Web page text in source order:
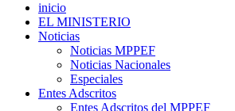
inicio
EL MINISTERIO
Noticias
Noticias MPPEF
Noticias Nacionales
Especiales
Entes Adscritos
Entes Adscritos del MPPEF